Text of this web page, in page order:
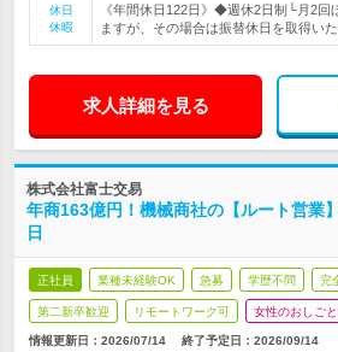
休日
休暇
《年間休日122日》◆週休2日制└月2回
ますが、その場合は振替休日を取得い
求人詳細を見る
株式会社富士交易
年商163億円！機械商社の【ルート営
日
正社員 業種未経験OK 急募 学歴不問 完
第二新卒歓迎 リモートワーク可 女性のおしご
情報更新日：2026/07/14 終了予定日： 2026/09/14